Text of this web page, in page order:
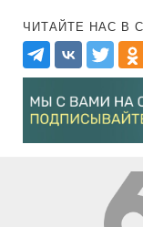
ЧИТАЙТЕ НАС В